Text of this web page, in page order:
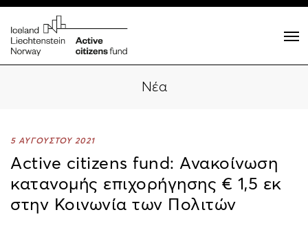
Νέα
5 ΑΥΓΟΥΣΤΟΥ 2021
Active citizens fund: Ανακοίνωση
κατανομής επιχορήγησης € 1,5 εκ
στην Κοινωνία των Πολιτών